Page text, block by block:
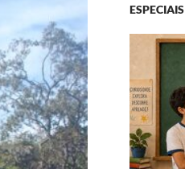
ESPECIAIS